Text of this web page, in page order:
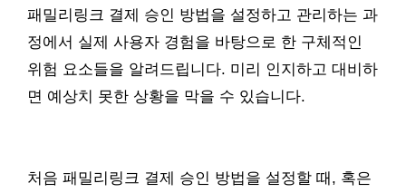
패밀리링크 결제 승인 방법을 설정하고 관리하는 과
정에서 실제 사용자 경험을 바탕으로 한 구체적인
위험 요소들을 알려드립니다. 미리 인지하고 대비하
면 예상치 못한 상황을 막을 수 있습니다.
처음 패밀리링크 결제 승인 방법을 설정할 때, 혹은